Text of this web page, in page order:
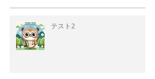
テスト2